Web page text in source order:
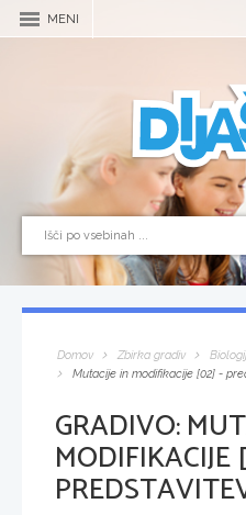
MENI
Domov Zbirka gradiv
Mutacije in modifikacije [02] -
GRADIVO: